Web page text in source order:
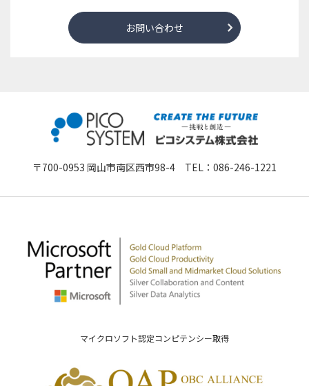
お問い合わせ
〒700-0953 岡山市南区西市98-4 TEL： 086-246-1221
マイクロソフト認定コンピテンシー取得